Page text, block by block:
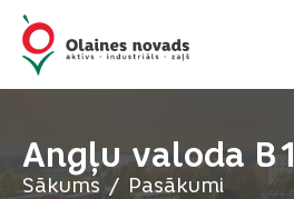
Angļu valoda B1
Sākums Pasākumi